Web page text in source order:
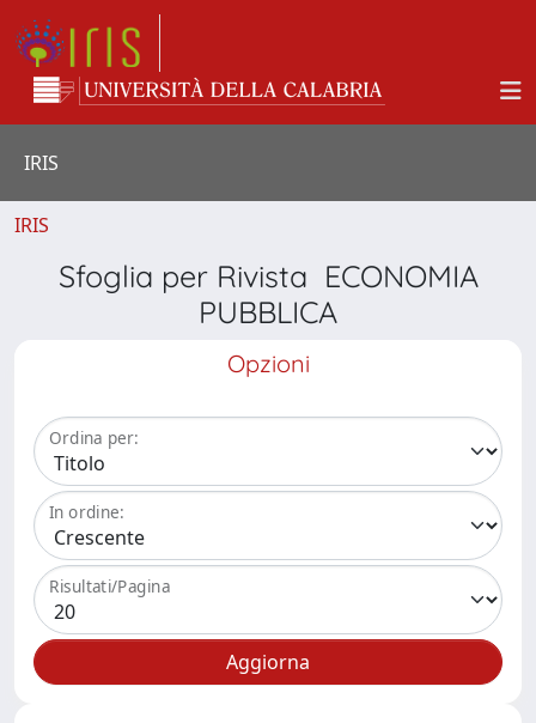
IRIS
IRIS
Sfoglia per Rivista ECONOMIA
PUBBLICA
Opzioni
Ordina per:
In ordine:
Risultati/Pagina